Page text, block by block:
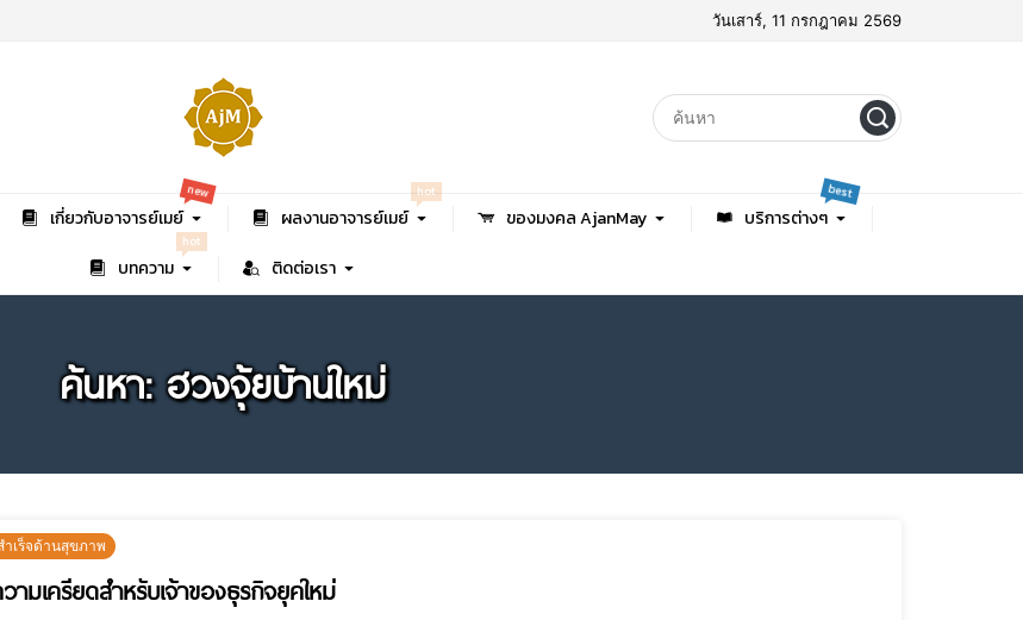
วันเสาร์, 11 กรกฎาคม 2569
เกี่ยวกับอาจารย์เมย์
new
ผลงานอาจารย์เมย์
hot
ของมงคล AjanMay บริการต่างๆ
best
บทความ
hot
ติดต่อเรา
ค้นหา: ฮวงจุ้ยบ้านใหม่
เร็จด้านสุขภาพ
ามเครียดสำหรับเจ้าของธุรกิจยุคใหม่